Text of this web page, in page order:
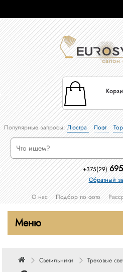
Популярные запросы:Люстра Лофт
+375(29)
Обратный
О нас
Подбор по фото
Меню
Светильники Трековые